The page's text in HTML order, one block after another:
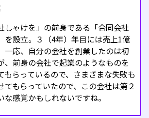
しゃけを」の前身である「合同会社
を設立。３（4年）年目には売上1億
一応、自分の会社を創業したのは初
、前身の会社で起業のようなものを
もらっているので、さまざまな失敗も
てもらっていたので、この会社は第２
な感覚かもしれないですね。